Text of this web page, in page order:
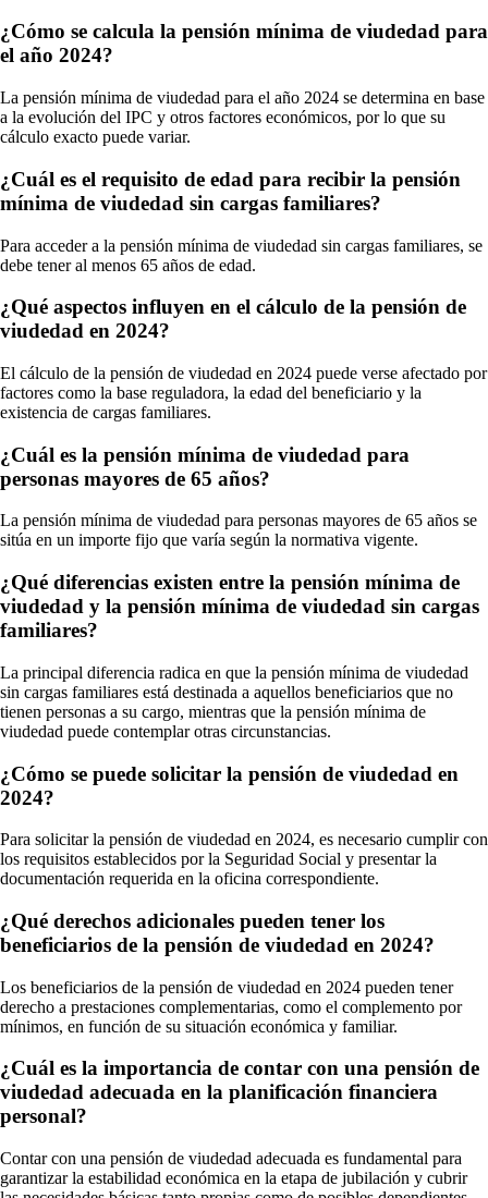
¿Cómo se calcula la pensión mínima de viudedad para
el año 2024?
La pensión mínima de viudedad para el año 2024 se determina en base
a la evolución del IPC y otros factores económicos, por lo que su
cálculo exacto puede variar.
¿Cuál es el requisito de edad para recibir la pensión
mínima de viudedad sin cargas familiares?
Para acceder a la pensión mínima de viudedad sin cargas familiares, se
debe tener al menos 65 años de edad.
¿Qué aspectos influyen en el cálculo de la pensión de
viudedad en 2024?
El cálculo de la pensión de viudedad en 2024 puede verse afectado por
factores como la base reguladora, la edad del beneficiario y la
existencia de cargas familiares.
¿Cuál es la pensión mínima de viudedad para
personas mayores de 65 años?
La pensión mínima de viudedad para personas mayores de 65 años se
sitúa en un importe fijo que varía según la normativa vigente.
¿Qué diferencias existen entre la pensión mínima de
viudedad y la pensión mínima de viudedad sin cargas
familiares?
La principal diferencia radica en que la pensión mínima de viudedad
sin cargas familiares está destinada a aquellos beneficiarios que no
tienen personas a su cargo, mientras que la pensión mínima de
viudedad puede contemplar otras circunstancias.
¿Cómo se puede solicitar la pensión de viudedad en
2024?
Para solicitar la pensión de viudedad en 2024, es necesario cumplir con
los requisitos establecidos por la Seguridad Social y presentar la
documentación requerida en la oficina correspondiente.
¿Qué derechos adicionales pueden tener los
beneficiarios de la pensión de viudedad en 2024?
Los beneficiarios de la pensión de viudedad en 2024 pueden tener
derecho a prestaciones complementarias, como el complemento por
mínimos, en función de su situación económica y familiar.
¿Cuál es la importancia de contar con una pensión de
viudedad adecuada en la planificación financiera
personal?
Contar con una pensión de viudedad adecuada es fundamental para
garantizar la estabilidad económica en la etapa de jubilación y cubrir